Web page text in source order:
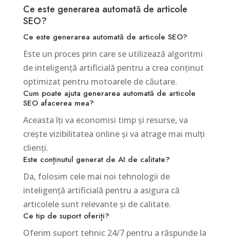
Ce este generarea automată de articole
SEO?
Ce este generarea automată de articole SEO?
Este un proces prin care se utilizează algoritmi
de inteligență artificială pentru a crea conținut
optimizat pentru motoarele de căutare.
Cum poate ajuta generarea automată de articole
SEO afacerea mea?
Aceasta îți va economisi timp și resurse, va
crește vizibilitatea online și va atrage mai mulți
clienți.
Este conținutul generat de AI de calitate?
Da, folosim cele mai noi tehnologii de
inteligență artificială pentru a asigura că
articolele sunt relevante și de calitate.
Ce tip de suport oferiți?
Oferim suport tehnic 24/7 pentru a răspunde la